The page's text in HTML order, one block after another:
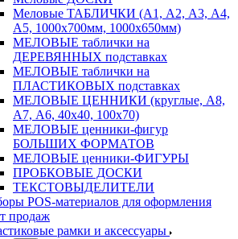
Меловые ТАБЛИЧКИ (А1, А2, А3, А4,
А5, 1000х700мм, 1000х650мм)
МЕЛОВЫЕ таблички на
ДЕРЕВЯННЫХ подставках
МЕЛОВЫЕ таблички на
ПЛАСТИКОВЫХ подставках
МЕЛОВЫЕ ЦЕННИКИ (круглые, А8,
А7, А6, 40х40, 100х70)
МЕЛОВЫЕ ценники-фигур
БОЛЬШИХ ФОРМАТОВ
МЕЛОВЫЕ ценники-ФИГУРЫ
ПРОБКОВЫЕ ДОСКИ
ТЕКСТОВЫДЕЛИТЕЛИ
POS-материалов для оформления
продаж
рамки и аксессуары